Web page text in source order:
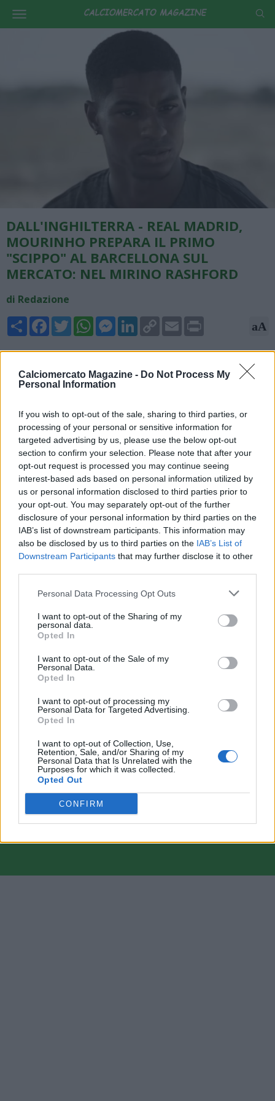
Calciomercato Magazine - Do Not Process My
Personal Information
If you wish to opt-out of the sale, sharing to third parties, or
processing of your personal or sensitive information for
targeted advertising by us, please use the below opt-out
section to confirm your selection. Please note that after your
opt-out request is processed you may continue seeing
interest-based ads based on personal information utilized by
us or personal information disclosed to third parties prior to
your opt-out. You may separately opt-out of the further
disclosure of your personal information by third parties on the
IAB’s list of downstream participants. This information may
also be disclosed by us to third parties on the IAB’s List of
Downstream Participants that may further disclose it to other
Personal Data Processing Opt Outs
I want to opt-out of the Sharing of my
personal data.
Opted In
I want to opt-out of the Sale of my
Personal Data.
Opted In
I want to opt-out of processing my
Personal Data for Targeted Advertising.
Opted In
I want to opt-out of Collection, Use,
Retention, Sale, and/or Sharing of my
Personal Data that Is Unrelated with the
Purposes for which it was collected.
Opted Out
CONFIRM
DALL'INGHILTERRA - REAL MADRID,
MOURINHO PREPARA IL PRIMO
"SCIPPO" AL BARCELLONA SUL
MERCATO: NEL MIRINO RASHFORD
di Redazione
Share FacebookTwitterWhatsAppMessengerLinkedInCopy
Link
Email aA
19/05/2026 - 07:00
Prossimo a diventare il tecnico del Real Madrid, Josè Mourinho
sta già progettando il primo "dispetto" da fare al Barcellona
su Marcus Rashaford, nell'ultima stagione tesserato con i
catalani. Attualmente in prestito dal Manchester United, il
Barcellona sta lavorando per acquistarlo a titolo definitivo dai
Red Devils. Lo scrive The Indipendent.
Il materiale (testo, foto e video) consultabile in questo portale è di nostra proprietà.
Alcune foto (screenshot) ed articoli presenti su "Calciomercato Magazine" sono in parte
giunti da internet, in quanto arrivati alla nostra attenzione attraverso regolari
comunicati stampa con immagini e testi allegati ed autorizzati alla pubblicazione, e
quindi valutati di pubblico dominio. Se i soggetti o gli autori avessero qualcosa in
contrario alla pubblicazione, non avranno che da segnalarlo alla redazione (indirizzo
redazione@napolimagazine.com
"Calciomercato Magazine" non è una testata giornalistica, ma un sito di informazione di
proprietà di Napoli Magazine.